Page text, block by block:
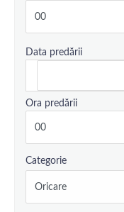
Data predării
Ora predării
Categorie